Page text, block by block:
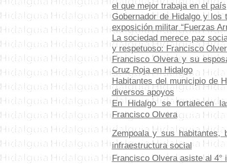
el que mejor trabaja en el país
Gobernador de Hidalgo y los
exposición militar “Fuerzas
La sociedad merece paz
y respetuoso: Francisco
Francisco Olvera y su
Cruz Roja en Hidalgo
Habitantes del municipio de
diversos apoyos
En Hidalgo se fortalecen
Francisco Olvera
Zempoala y sus habitantes,
infraestructura social
Francisco Olvera asiste al 4°